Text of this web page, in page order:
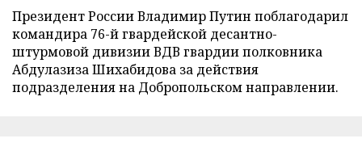
Президент России Владимир Путин поблагодарил
командира 76-й гвардейской десантно-
штурмовой дивизии ВДВ гвардии полковника
Абдулазиза Шихабидова за действия
подразделения на Добропольском направлении.